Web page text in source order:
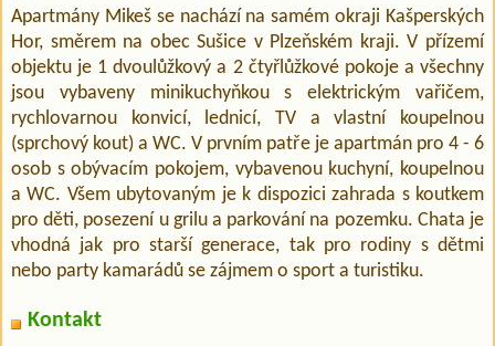
Apartmány Mikeš se nachází na samém okraji Kašperských
Hor, směrem na obec Sušice v Plzeňském kraji. V přízemí
objektu je 1 dvoulůžkový a 2 čtyřlůžkové pokoje a všechny
jsou vybaveny minikuchyňkou s elektrickým vařičem,
rychlovarnou konvicí, lednicí, TV a vlastní koupelnou
(sprchový kout) a WC. V prvním patře je apartmán pro 4 - 6
osob s obývacím pokojem, vybavenou kuchyní, koupelnou
a WC. Všem ubytovaným je k dispozici zahrada s koutkem
pro děti, posezení u grilu a parkování na pozemku. Chata je
vhodná jak pro starší generace, tak pro rodiny s dětmi
nebo party kamarádů se zájmem o sport a turistiku.
Kontakt